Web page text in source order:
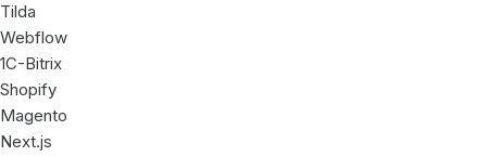
Tilda
Webflow
1C-Bitrix
Shopify
Magento
Next.js